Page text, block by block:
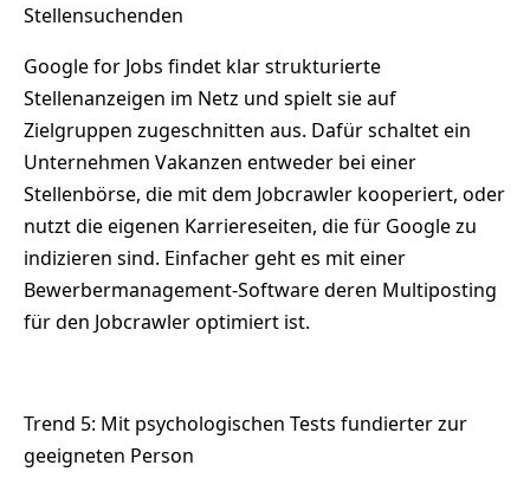
Stellensuchenden
Google for Jobs findet klar strukturierte
Stellenanzeigen im Netz und spielt sie auf
Zielgruppen zugeschnitten aus. Dafür schaltet ein
Unternehmen Vakanzen entweder bei einer
Stellenbörse, die mit dem Jobcrawler kooperiert, oder
nutzt die eigenen Karriereseiten, die für Google zu
indizieren sind. Einfacher geht es mit einer
Bewerbermanagement-Software deren Multiposting
für den Jobcrawler optimiert ist.
Trend 5: Mit psychologischen Tests fundierter zur
geeigneten Person